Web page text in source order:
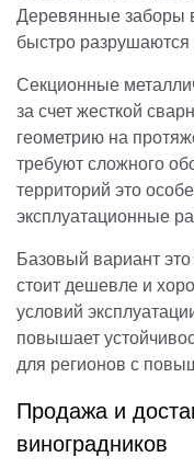
Деревянные заборы
быстро разрушаются
Секционные
за счет жесткой
геометрию на
требуют сложного
территорий это
эксплуатационные
Базовый вариант
стоит дешевле и
условий
повышает
для регионов с
Продажа и
виноградников